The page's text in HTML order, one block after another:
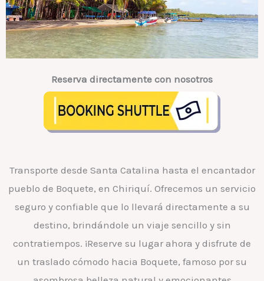
Reserva directamente con nosotros
Transporte desde Santa Catalina hasta el encantador
pueblo de Boquete, en Chiriquí. Ofrecemos un servicio
seguro y confiable que lo llevará directamente a su
destino, brindándole un viaje sencillo y sin
contratiempos. ¡Reserve su lugar ahora y disfrute de
un traslado cómodo hacia Boquete, famoso por su